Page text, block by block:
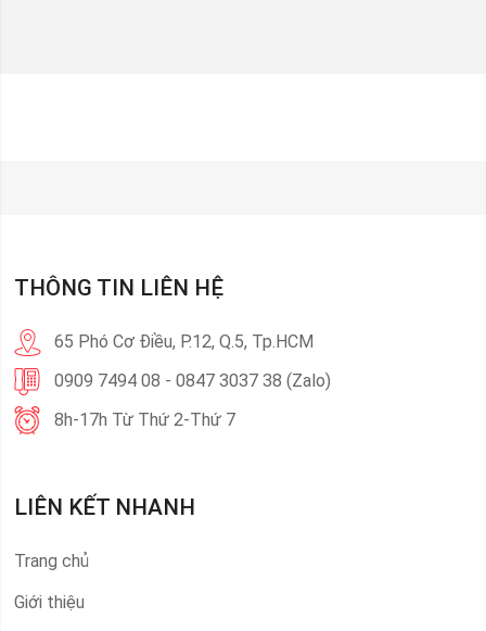
THÔNG TIN LIÊN HỆ
65 Phó Cơ Điều, P.12, Q.5, Tp.HCM
0909 7494 08 - 0847 3037 38 (Zalo)
8h-17h Từ Thứ 2-Thứ 7
LIÊN KẾT NHANH
Trang chủ
Giới thiệu